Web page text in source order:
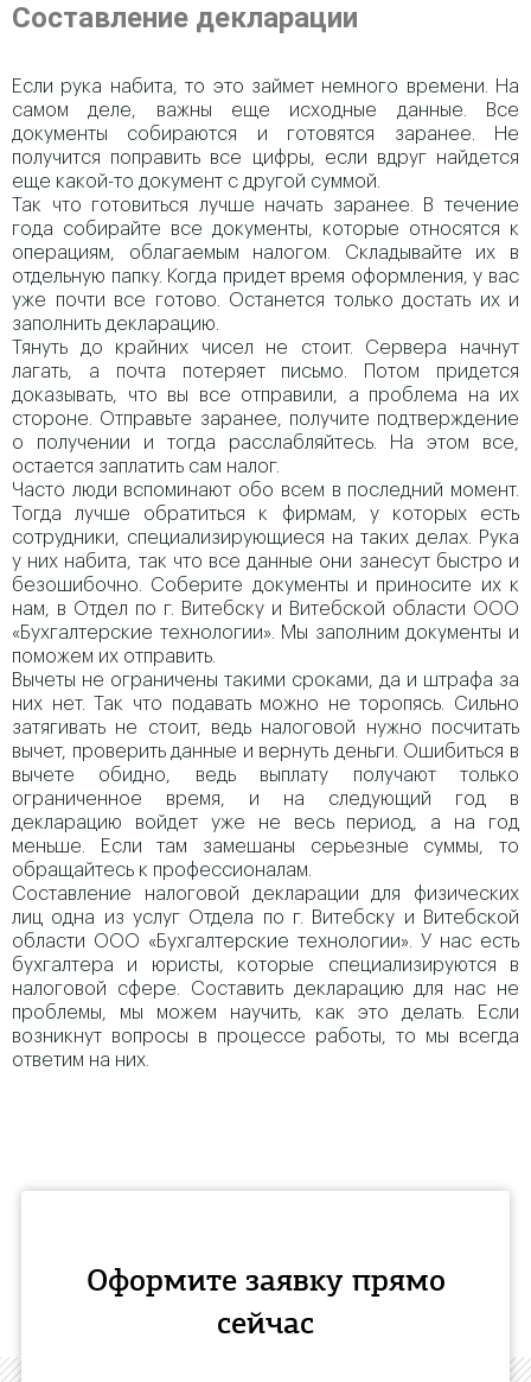
Составление декларации
Если рука набита, то это займет немного времени. На
самом деле, важны еще исходные данные. Все
документы собираются и готовятся заранее. Не
получится поправить все цифры, если вдруг найдется
еще какой-то документ с другой суммой.
Так что готовиться лучше начать заранее. В течение
года собирайте все документы, которые относятся к
операциям, облагаемым налогом. Складывайте их в
отдельную папку. Когда придет время оформления, у вас
уже почти все готово. Останется только достать их и
заполнить декларацию.
Тянуть до крайних чисел не стоит. Сервера начнут
лагать, а почта потеряет письмо. Потом придется
доказывать, что вы все отправили, а проблема на их
стороне. Отправьте заранее, получите подтверждение
о получении и тогда расслабляйтесь. На этом все,
остается заплатить сам налог.
Часто люди вспоминают обо всем в последний момент.
Тогда лучше обратиться к фирмам, у которых есть
сотрудники, специализирующиеся на таких делах. Рука
у них набита, так что все данные они занесут быстро и
безошибочно. Соберите документы и приносите их к
нам, в Отдел по г. Витебску и Витебской области ООО
«Бухгалтерские технологии». Мы заполним документы и
поможем их отправить.
Вычеты не ограничены такими сроками, да и штрафа за
них нет. Так что подавать можно не торопясь. Сильно
затягивать не стоит, ведь налоговой нужно посчитать
вычет, проверить данные и вернуть деньги. Ошибиться в
вычете обидно, ведь выплату получают только
ограниченное время, и на следующий год в
декларацию войдет уже не весь период, а на год
меньше. Если там замешаны серьезные суммы, то
обращайтесь к профессионалам.
Составление налоговой декларации для физических
лиц одна из услуг Отдела по г. Витебску и Витебской
области ООО «Бухгалтерские технологии». У нас есть
бухгалтера и юристы, которые специализируются в
налоговой сфере. Составить декларацию для нас не
проблемы, мы можем научить, как это делать. Если
возникнут вопросы в процессе работы, то мы всегда
ответим на них.
Оформите заявку прямо
сейчас